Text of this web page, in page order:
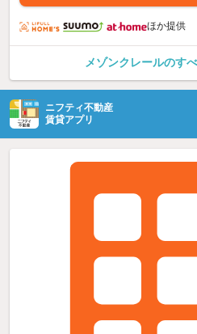
ほか提供
メゾンクレールのす
ニフティ不動産
賃貸アプリ